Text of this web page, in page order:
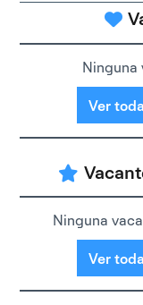
Ninguna
Ver
Ninguna
Ver